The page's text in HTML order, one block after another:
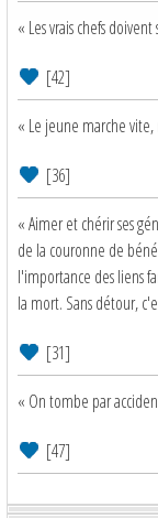
« Les vrais chefs
[42]
« Le jeune marche
[36]
« Aimer et chérir ses
de la couronne de
l'importance des liens
la mort. Sans détour,
[31]
« On tombe par
[47]